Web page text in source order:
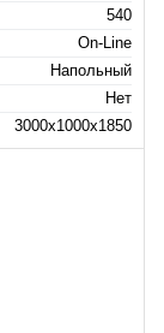
540
On-Line
Напольный
Нет
3000x1000x1850